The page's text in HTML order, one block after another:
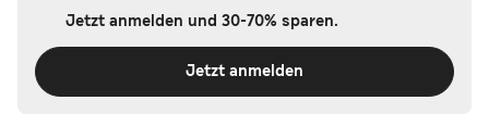
Jetzt anmelden und 30-70% sparen.
Jetzt anmelden